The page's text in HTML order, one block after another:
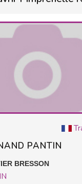
PANTIN
BRESSON